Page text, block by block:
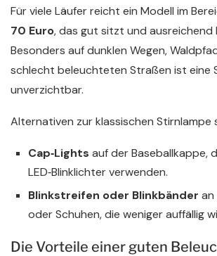
Für viele Läufer reicht ein Modell im
70 Euro, das gut sitzt und
Besonders auf dunklen Wegen,
schlecht beleuchteten Straßen ist eine
unverzichtbar.
Alternativen zur klassischen Stirnlampe
Cap‑Lights auf der Baseballkappe,
LED‑Blinklichter verwenden.
Blinkstreifen oder Blinkbänder an
oder Schuhen, die weniger auffällig
Die Vorteile einer guten